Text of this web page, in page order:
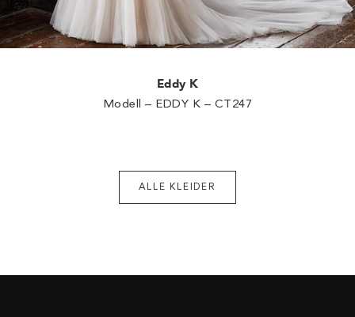
Eddy K
Modell – EDDY K – CT247
ALLE KLEIDER